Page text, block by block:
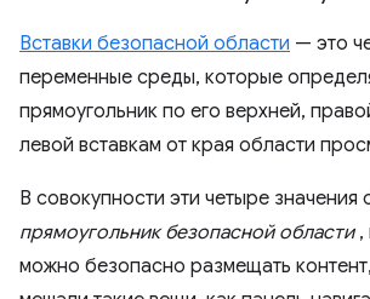
Вставки безопасной области — это
переменные среды, которые
прямоугольник по его верхней,
левой вставкам от края области
В совокупности эти четыре значения
прямоугольник безопасной области,
можно безопасно размещать